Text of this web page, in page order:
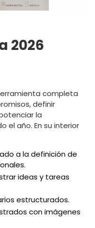
2026
completa
definir
la
el año. En su interior
a la definición de
ideas y tareas
estructurados.
con imágenes